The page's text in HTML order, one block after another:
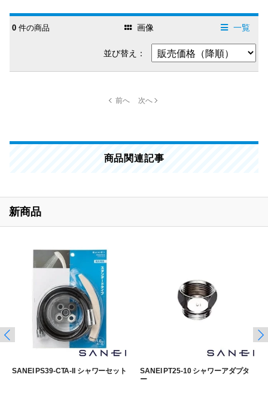
0 件の商品 画像 一覧
並び替え：
商品関連記事
新商品
SANEI PS39-CTA-II シャワーセット
SANEI PT25-10 シャワーアダプタ
ー